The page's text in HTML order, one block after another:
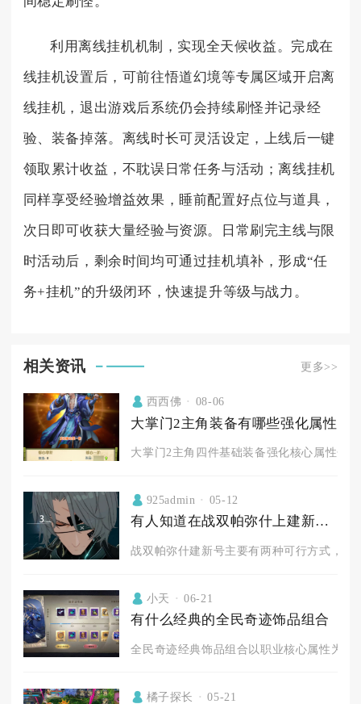
利用离线挂机机制，实现全天候收益。完成在
线挂机设置后，可前往悟道幻境等专属区域开启离
线挂机，退出游戏后系统仍会持续刷怪并记录经
验、装备掉落。离线时长可灵活设定，上线后一键
领取累计收益，不耽误日常任务与活动；离线挂机
同样享受经验增益效果，睡前配置好点位与道具，
次日即可收获大量经验与资源。日常刷完主线与限
时活动后，剩余时间均可通过挂机填补，形成“任
务+挂机”的升级闭环，快速提升等级与战力。
相关资讯 更多>>
西西佛 08-06
大掌门2主角装备有哪些强化属性
大掌门2主角四件基础装备强化核心属性分
925admin 05-12
有人知道在战双帕弥什上建新号的方法吗
战双帕弥什建新号主要有两种可行方式，分
小天 06-21
有什么经典的全民奇迹饰品组合
全民奇迹经典饰品组合以职业核心属性为导
橘子探长 05-21